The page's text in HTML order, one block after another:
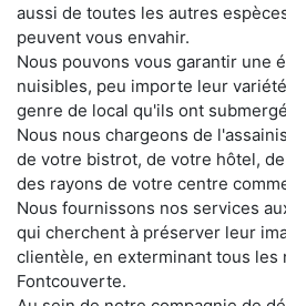
aussi de toutes les autres
peuvent vous envahir.
Nous pouvons vous garantir une
nuisibles, peu importe leur
genre de local qu'ils ont
Nous nous chargeons de
de votre bistrot, de votre hôtel,
des rayons de votre centre
Nous fournissons nos services
qui cherchent à préserver leur
clientèle, en exterminant tous les
Fontcouverte.